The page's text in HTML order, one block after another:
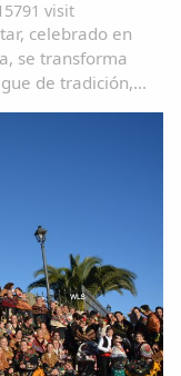
visit
celebrado en
se transforma
de tradición,